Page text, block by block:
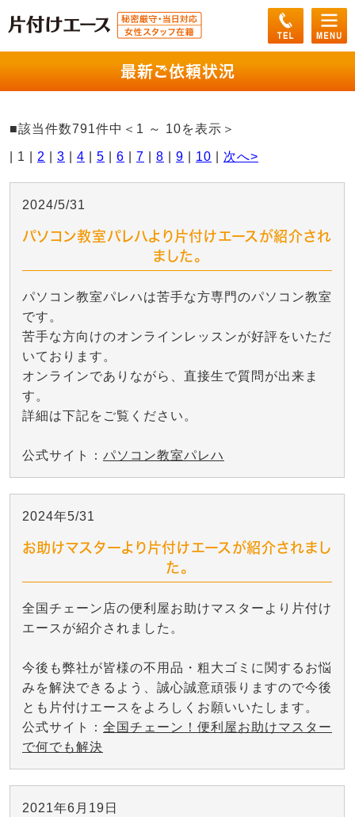
最新ご依頼状況
■該当件数791件中＜1 ～ 10を表示＞
| 1 | 2 3 4 5 6 7 8 9 10 次へ>
2024/5/31
パソコン教室パレハより片付けエースが紹介され
ました。
パソコン教室パレハは苦手な方専門のパソコン教室
です。
苦手な方向けのオンラインレッスンが好評をいただ
いております。
オンラインでありながら、直接生で質問が出来ま
す。
詳細は下記をご覧ください。
公式サイト： パソコン教室パレハ
2024年5/31
お助けマスターより片付けエースが紹介されまし
た。
全国チェーン店の便利屋お助けマスターより片付け
エースが紹介されました。
今後も弊社が皆様の不用品・粗大ゴミに関するお悩
みを解決できるよう、誠心誠意頑張りますので今後
とも片付けエースをよろしくお願いいたします。
公式サイト： 全国チェーン！便利屋お助けマスター
で何でも解決
2021年6月19日